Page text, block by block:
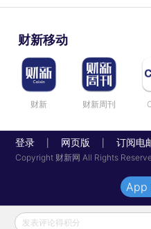
财新移动
财新 财新周刊
登录 网页版 订阅电
Copyright 财新网 All Rights
发表评论得积分
App